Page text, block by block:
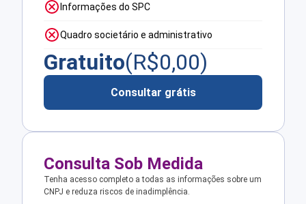
Informações do SPC
Quadro societário e administrativo
Gratuito(R$0,00)
Consultar grátis
Consulta Sob Medida
Tenha acesso completo a todas as informações sobre um
CNPJ e reduza riscos de inadimplência.